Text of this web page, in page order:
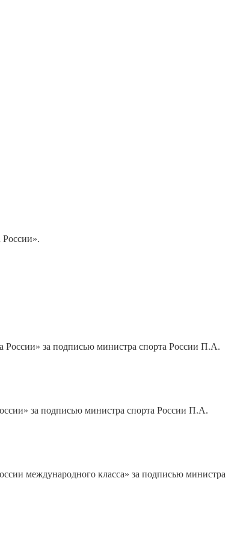
России».
России» за подписью министра спорта России П.А.
за подписью министра спорта России П.А.
международного класса» за подписью министра